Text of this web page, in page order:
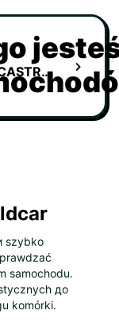
SANTIAGO–ROSALÍA DE CASTRO AIRPORT
szybko
samochodu.
до
komórki.